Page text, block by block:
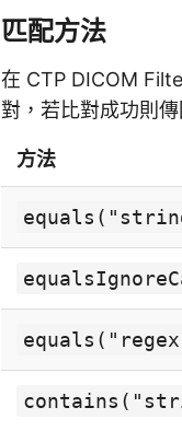
匹配方法
在 CTP DICOM
對，若比對成功則傳
方法